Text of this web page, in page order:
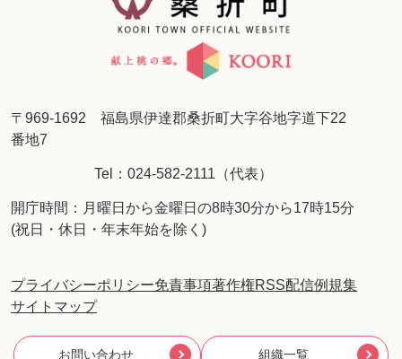
〒969-1692 福島県伊達郡桑折町大字谷地字道下22
番地7
Tel：024-582-2111（代表）
開庁時間：月曜日から金曜日の8時30分から17時15分
(祝日・休日・年末年始を除く)
プライバシーポリシー免責事項著作権RSS配信例規集
サイトマップ
お問い合わせ 組織一覧